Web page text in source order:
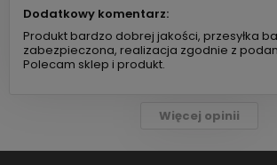
Dodatkowy komentarz:
Produkt bardzo dobrej jakości, przesyłka
zabezpieczona, realizacja zgodnie z
Polecam sklep i produkt.
Więcej opinii